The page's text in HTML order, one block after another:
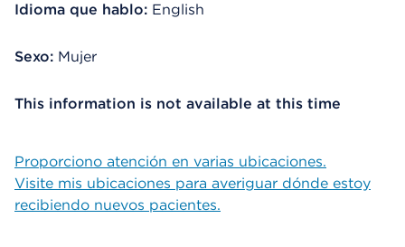
Idioma que hablo: English
Sexo: Mujer
This information is not available at this time
Proporciono atención en varias ubicaciones.
Visite mis ubicaciones para averiguar dónde estoy
recibiendo nuevos pacientes.